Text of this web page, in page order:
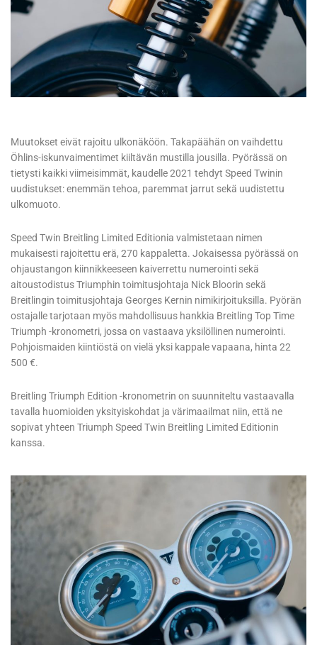
Muutokset eivät rajoitu ulkonäköön. Takapäähän on vaihdettu
Öhlins-iskunvaimentimet kiiltävän mustilla jousilla. Pyörässä on
tietysti kaikki viimeisimmät, kaudelle 2021 tehdyt Speed Twinin
uudistukset: enemmän tehoa, paremmat jarrut sekä uudistettu
ulkomuoto.
Speed Twin Breitling Limited Editionia valmistetaan nimen
mukaisesti rajoitettu erä, 270 kappaletta. Jokaisessa pyörässä on
ohjaustangon kiinnikkeeseen kaiverrettu numerointi sekä
aitoustodistus Triumphin toimitusjohtaja Nick Bloorin sekä
Breitlingin toimitusjohtaja Georges Kernin nimikirjoituksilla. Pyörän
ostajalle tarjotaan myös mahdollisuus hankkia Breitling Top Time
Triumph -kronometri, jossa on vastaava yksilöllinen numerointi.
Pohjoismaiden kiintiöstä on vielä yksi kappale vapaana, hinta 22
500 €.
Breitling Triumph Edition -kronometrin on suunniteltu vastaavalla
tavalla huomioiden yksityiskohdat ja värimaailmat niin, että ne
sopivat yhteen Triumph Speed Twin Breitling Limited Editionin
kanssa.